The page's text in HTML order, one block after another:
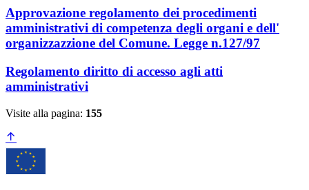
Approvazione regolamento dei procedimenti
amministrativi di competenza degli organi e dell'
organizzazzione del Comune. Legge n.127/97
Regolamento diritto di accesso agli atti
amministrativi
Visite alla pagina: 155